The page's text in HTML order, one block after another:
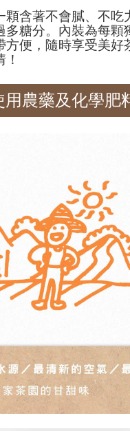
顆含著不會膩、不吃
糖分。內裝為每顆
方便，隨時享受美好
！
用農藥及化學肥